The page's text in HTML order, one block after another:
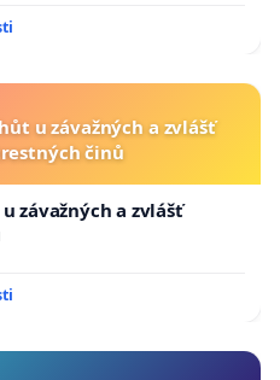
u závažných a zvlášť
činů
závažných a zvlášť